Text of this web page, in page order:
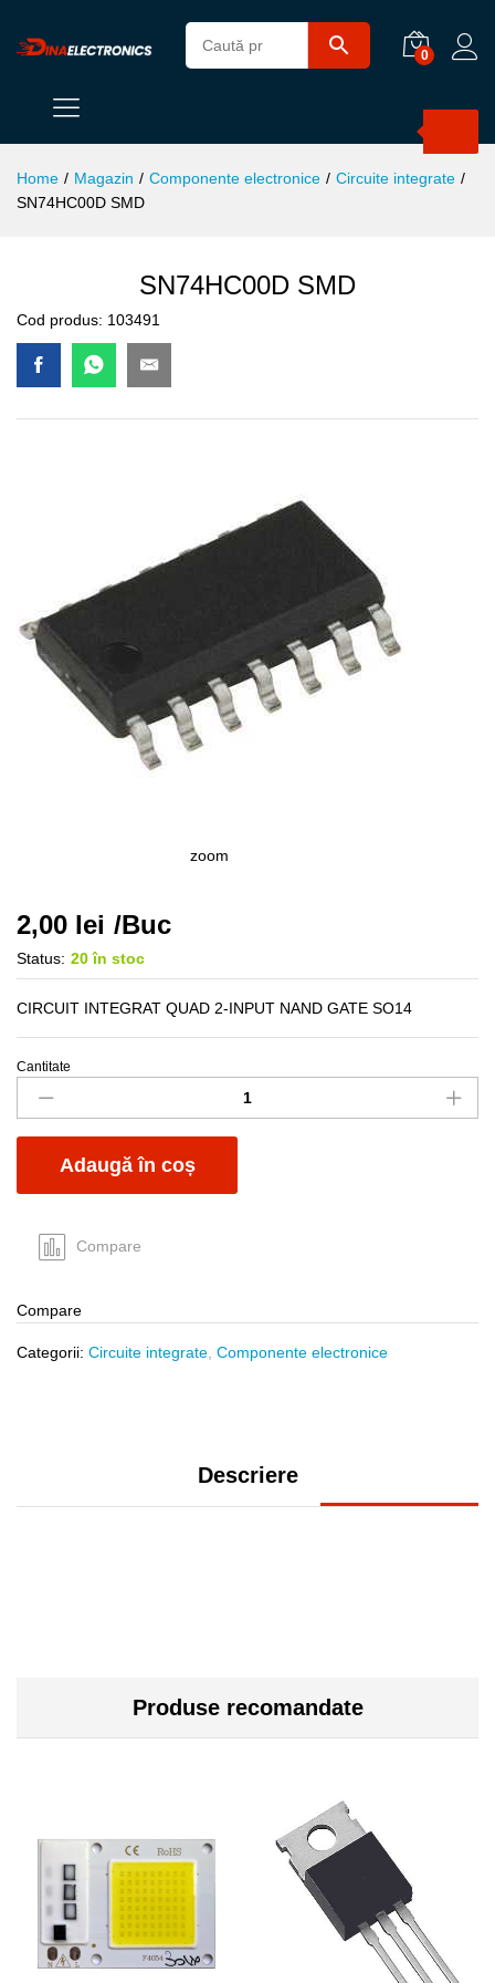
0
Home / Magazin / Componente electronice / Circuite integrate /
SN74HC00D SMD
SN74HC00D SMD
Cod produs: 103491
zoom
2,00 lei /Buc
Status: 20 în stoc
CIRCUIT INTEGRAT QUAD 2-INPUT NAND GATE SO14
SN74HC00D
SMD
quantity
Cantitate
Adaugă în coș
Compare
Compare
Categorii: Circuite integrate Componente electronice
Descriere
Produse recomandate